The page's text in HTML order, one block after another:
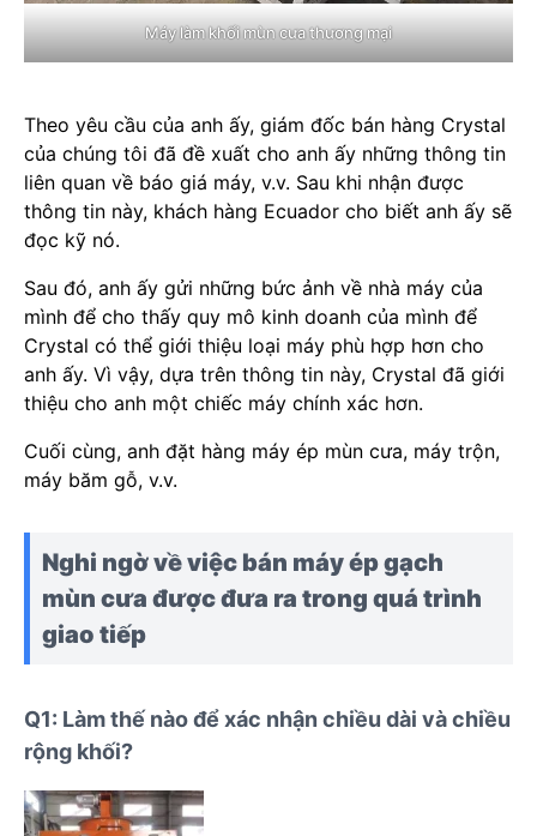
Máy làm khối mùn cưa thương mại
Theo yêu cầu của anh ấy, giám đốc bán hàng Crystal
của chúng tôi đã đề xuất cho anh ấy những thông tin
liên quan về báo giá máy, v.v. Sau khi nhận được
thông tin này, khách hàng Ecuador cho biết anh ấy sẽ
đọc kỹ nó.
Sau đó, anh ấy gửi những bức ảnh về nhà máy của
mình để cho thấy quy mô kinh doanh của mình để
Crystal có thể giới thiệu loại máy phù hợp hơn cho
anh ấy. Vì vậy, dựa trên thông tin này, Crystal đã giới
thiệu cho anh một chiếc máy chính xác hơn.
Cuối cùng, anh đặt hàng máy ép mùn cưa, máy trộn,
máy băm gỗ, v.v.
Nghi ngờ về việc bán máy ép gạch
mùn cưa được đưa ra trong quá trình
giao tiếp
Q1: Làm thế nào để xác nhận chiều dài và chiều
rộng khối?